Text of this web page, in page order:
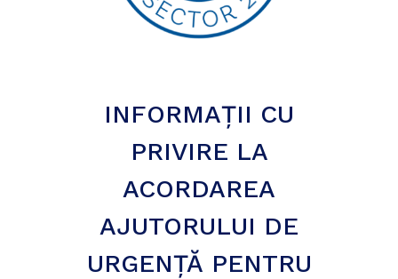
INFORMAȚII CU
PRIVIRE LA
ACORDAREA
AJUTORULUI DE
URGENȚĂ PENTRU